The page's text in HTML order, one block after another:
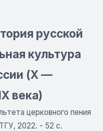
русской
культура
(X —
века)
церковного пения
2022. - 52 с.